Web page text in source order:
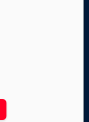
25